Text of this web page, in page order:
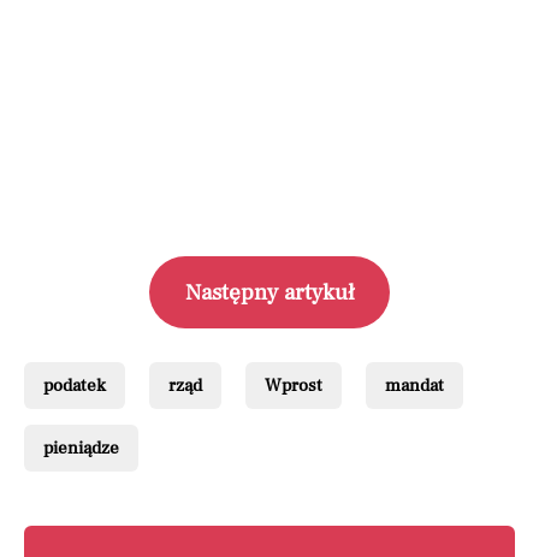
Następny artykuł
podatek rząd Wprost mandat
pieniądze